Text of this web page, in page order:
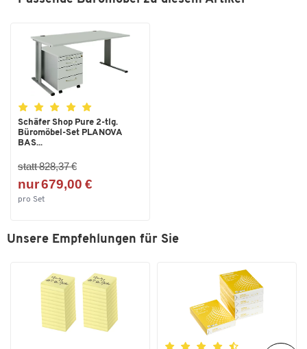
Schäfer Shop Pure 2-tlg.
Büromöbel-Set PLANOVA
BAS...
statt 828,37 €
nur 679,00 €
pro Set
Unsere Empfehlungen für Sie